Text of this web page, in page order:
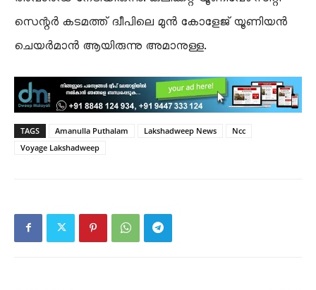
സെന്റർ കടമത്ത് ദ്വീപിലെ മുൻ കോളേജ് യൂണിയൻ
ചെയർമാൻ ആയിരുന്നു അമാനുള്ള.
TAGS Amanulla Puthalam Lakshadweep News
Ncc
Voyage Lakshadweep